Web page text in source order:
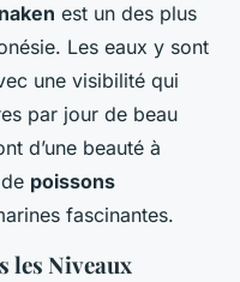
est un des plus
Les eaux y sont
une visibilité qui
par jour de beau
d’une beauté à
poissons
fascinantes.
les Niveaux